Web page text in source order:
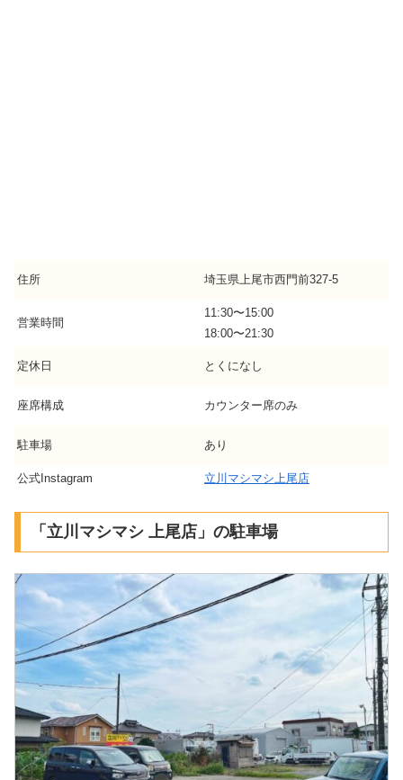
住所 埼玉県上尾市西門前327-5
営業時間
11:30〜15:00
18:00〜21:30
定休日 とくになし
座席構成 カウンター席のみ
駐車場 あり
公式Instagram 立川マシマシ上尾店
「立川マシマシ 上尾店」の駐車場